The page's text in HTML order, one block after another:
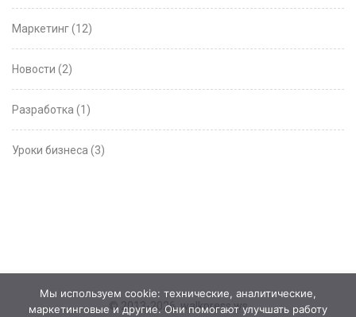
Маркетинг(12)
Новости (2)
Разработка (1)
Уроки бизнеса (3)
© 2013-2026, walkpress.ws
Мы используем cookie: технические, аналитические,
маркетинговые и другие. Они помогают улучшать работу